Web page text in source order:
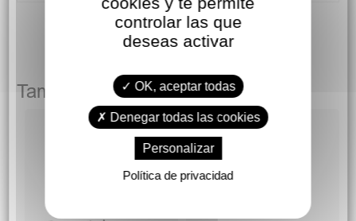
También podría gustarte
controlar las que
deseas activar
OK, aceptar todas
Denegar todas las cookies
Personalizar
Política de privacidad